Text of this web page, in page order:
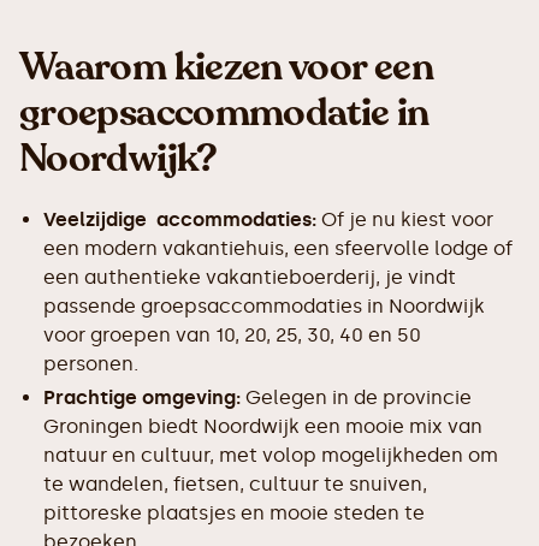
Waarom kiezen voor een
groepsaccommodatie in
Noordwijk?
Veelzijdige accommodaties: Of je nu kiest voor
een modern vakantiehuis, een sfeervolle lodge of
een authentieke vakantieboerderij, je vindt
passende groepsaccommodaties in Noordwijk
voor groepen van 10, 20, 25, 30, 40 en 50
personen.
Prachtige omgeving: Gelegen in de provincie
Groningen biedt Noordwijk een mooie mix van
natuur en cultuur, met volop mogelijkheden om
te wandelen, fietsen, cultuur te snuiven,
pittoreske plaatsjes en mooie steden te